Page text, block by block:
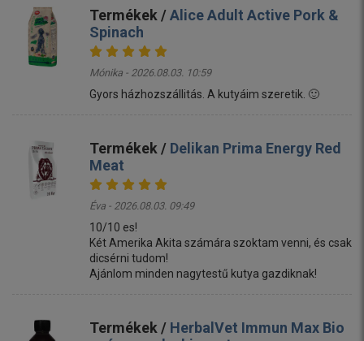
Termékek /Alice Adult Active Pork &
Spinach
Mónika - 2026.08.03. 10:59
Gyors házhozszállitás. A kutyáim szeretik. 🙂
Termékek / Delikan Prima Energy Red
Meat
Éva - 2026.08.03. 09:49
10/10 es!
Két Amerika Akita számára szoktam venni, és csak
dicsérni tudom!
Ajánlom minden nagytestű kutya gazdiknak!
Termékek / HerbalVet Immun Max Bio